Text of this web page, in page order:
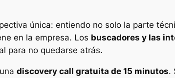
única: entiendo no solo la parte
en la empresa. Los buscadores y las
para no quedarse atrás.
discovery call gratuita de 15 minutos.